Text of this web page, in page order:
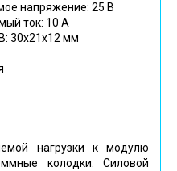
напряжение: 25 В
ток: 10 А
30х21х12 мм
нагрузки к модулю
колодки. Силовой